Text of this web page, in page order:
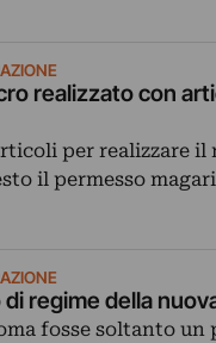
realizzato con
per realizzare il
il permesso
regime della
fosse soltanto